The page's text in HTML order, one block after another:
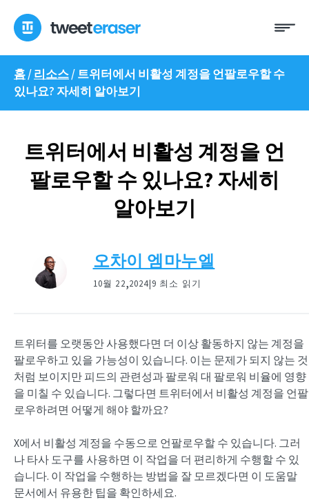
로
뛰
메
홈/리소스/트위터에서 비활성 계정을 언팔로우할 수
있나요? 자세히 알아보기
트위터에서 비활성 계정을 언
팔로우할 수 있나요? 자세히
알아보기
오차이 엠마누엘
10월 22,2024|9 최소 읽기
트위터를 오랫동안 사용했다면 더 이상 활동하지 않는 계정을
팔로우하고 있을 가능성이 있습니다. 이는 문제가 되지 않는 것
처럼 보이지만 피드의 관련성과 팔로워 대 팔로워 비율에 영향
을 미칠 수 있습니다. 그렇다면 트위터에서 비활성 계정을 언팔
로우하려면 어떻게 해야 할까요?
X에서 비활성 계정을 수동으로 언팔로우할 수 있습니다. 그러
나 타사 도구를 사용하면 이 작업을 더 편리하게 수행할 수 있
습니다. 이 작업을 수행하는 방법을 잘 모르겠다면 이 도움말
문서에서 유용한 팁을 확인하세요.